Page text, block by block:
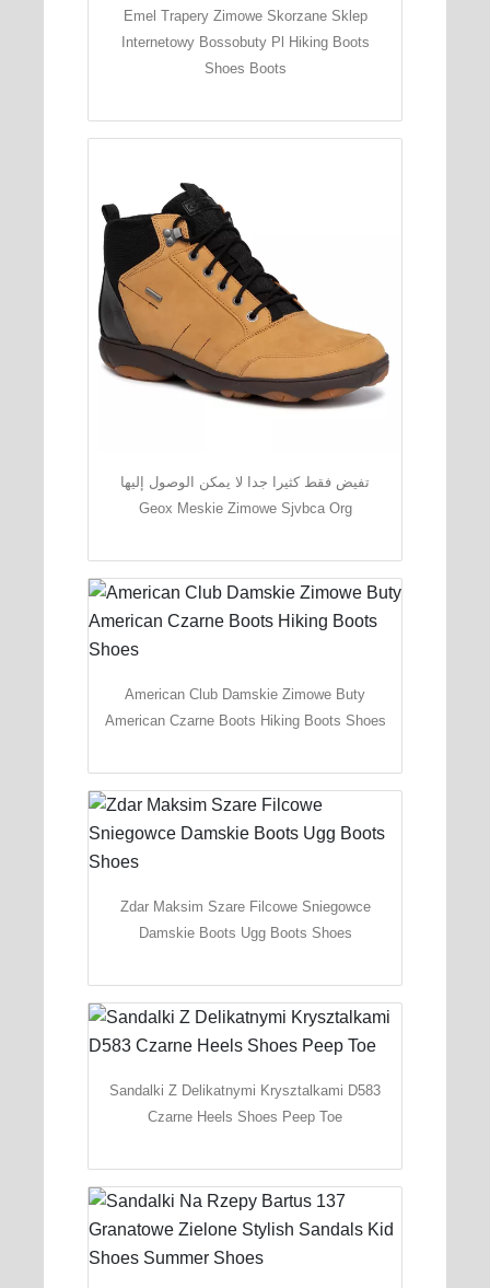
Emel Trapery Zimowe Skorzane Sklep
Internetowy Bossobuty Pl Hiking Boots
Shoes Boots
تفيض فقط كثيرا جدا لا يمكن الوصول إليها
Geox Meskie Zimowe Sjvbca Org
American Club Damskie Zimowe Buty
American Czarne Boots Hiking Boots Shoes
Zdar Maksim Szare Filcowe Sniegowce
Damskie Boots Ugg Boots Shoes
Sandalki Z Delikatnymi Krysztalkami D583
Czarne Heels Shoes Peep Toe